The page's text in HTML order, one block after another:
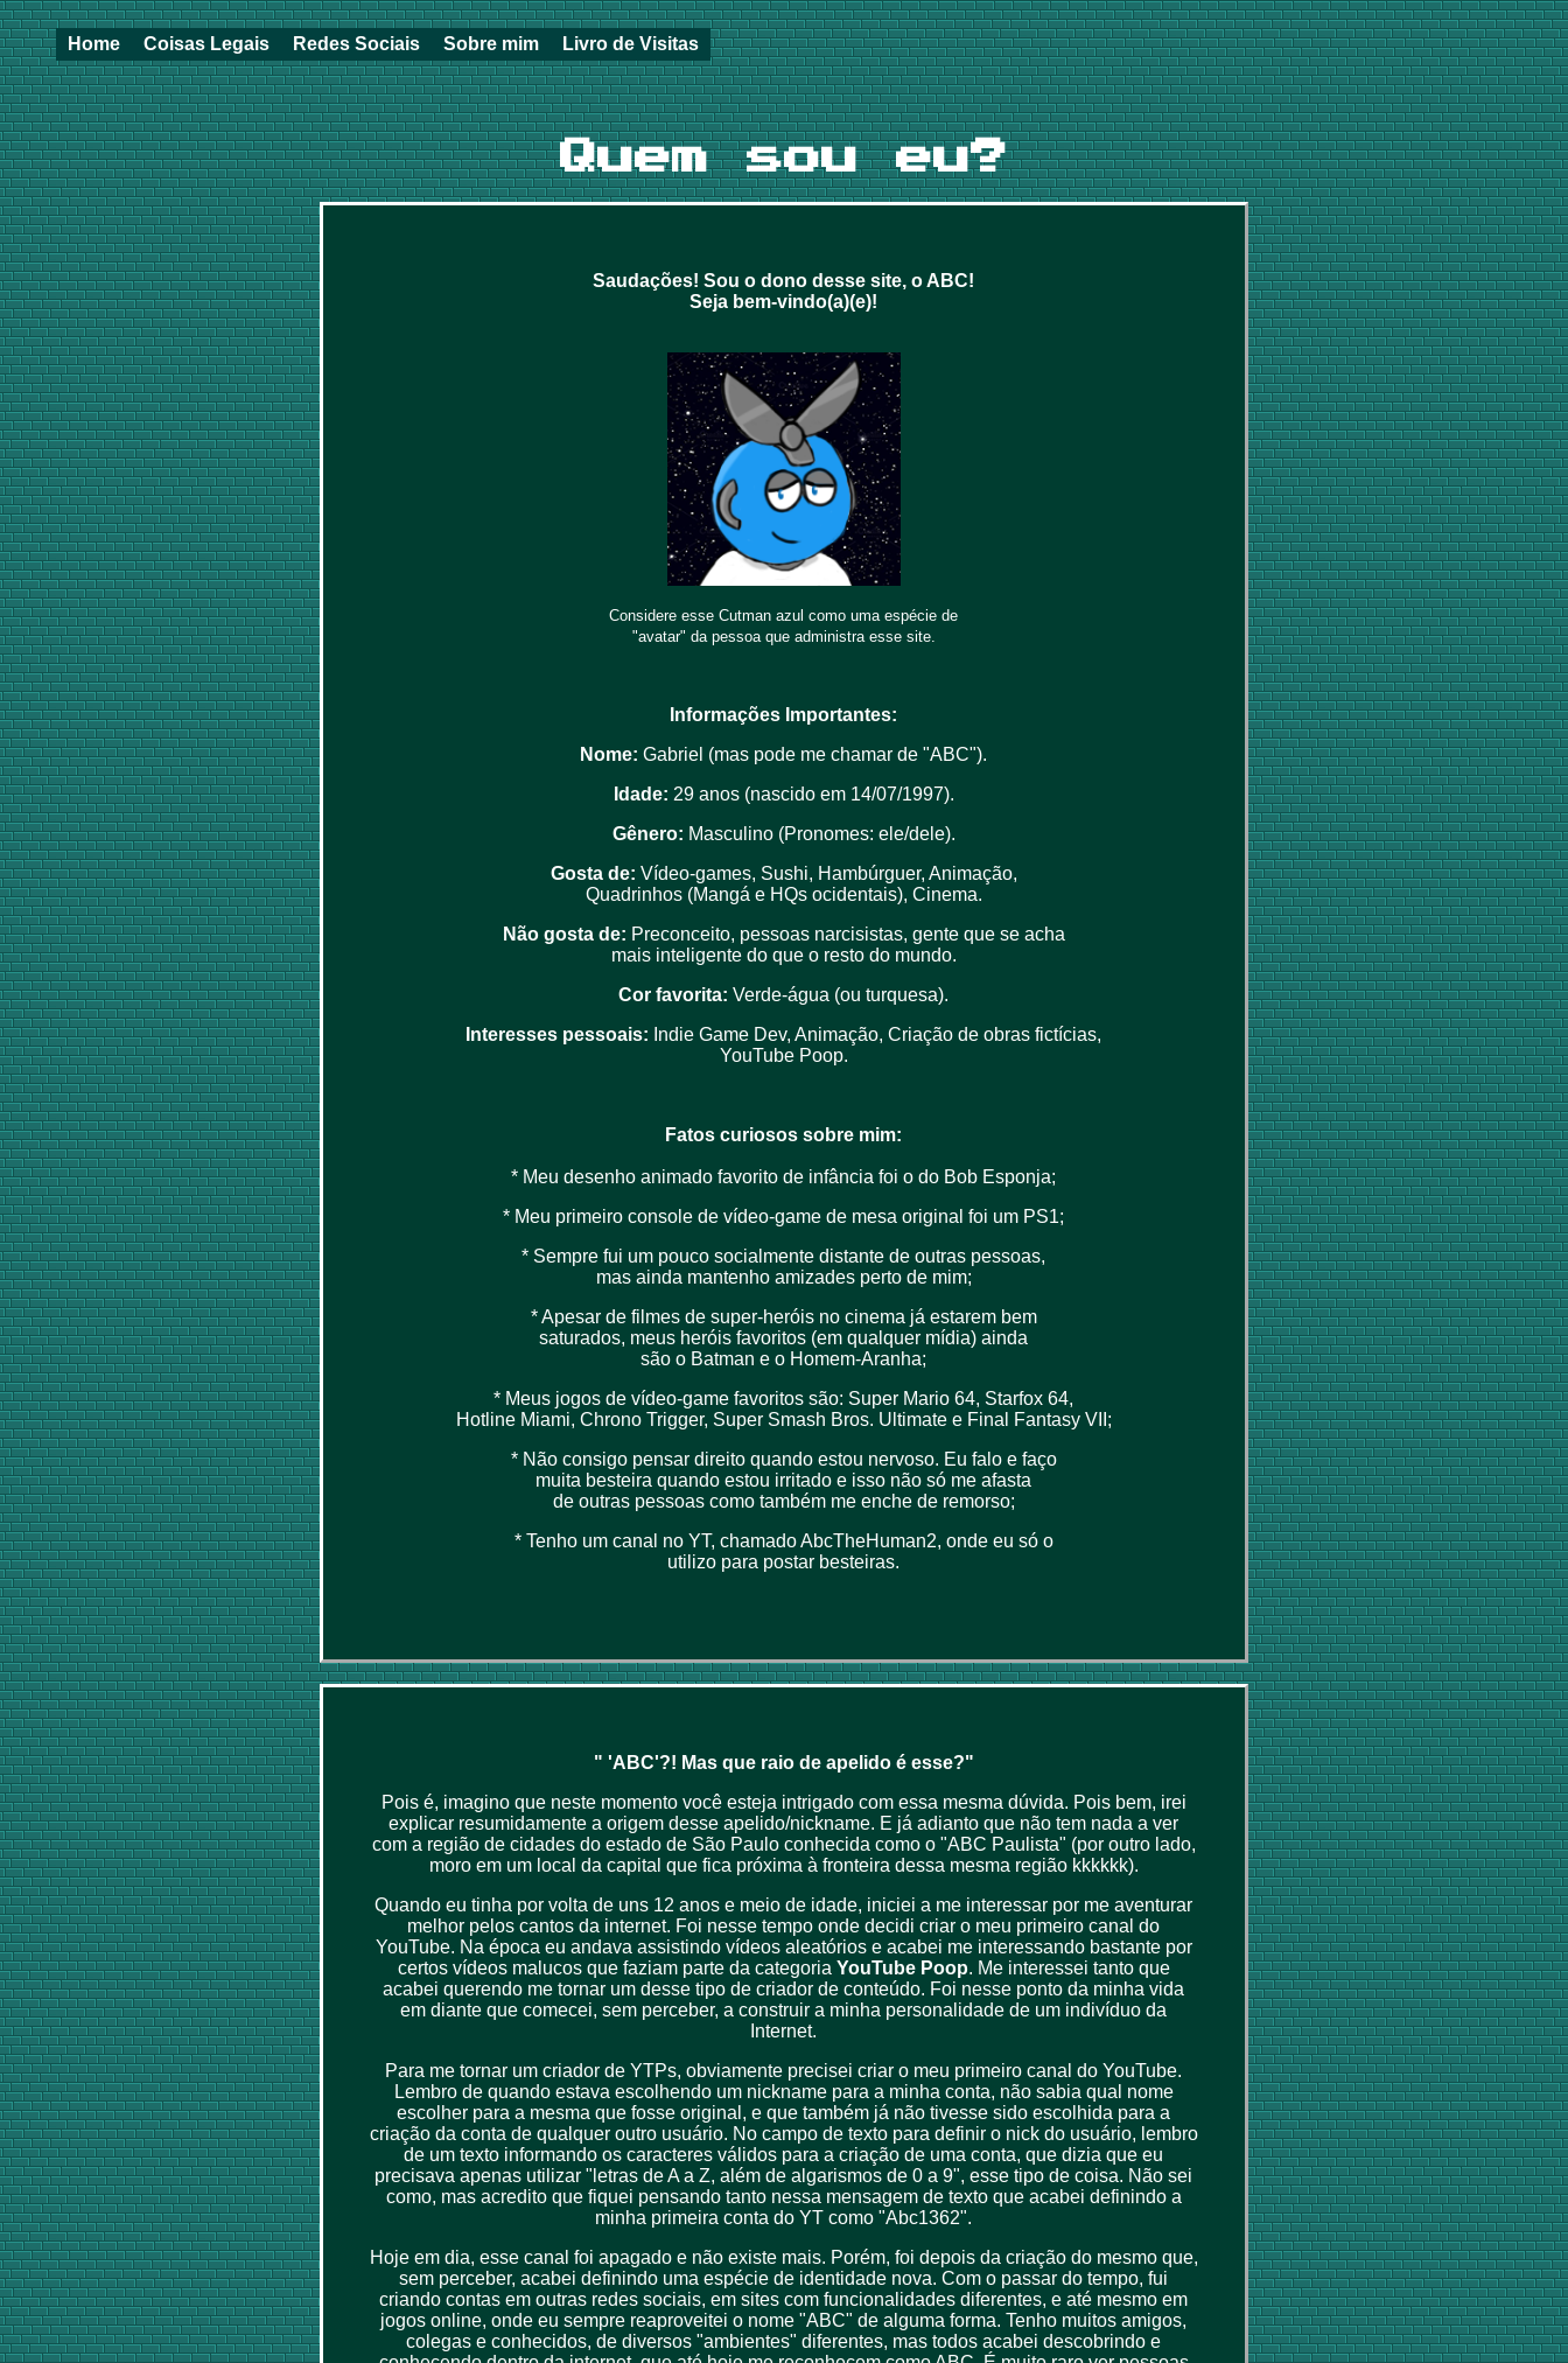
Home Coisas Legais Redes Sociais Sobre mim Livro de Visitas
Quem sou eu?
Saudações! Sou o dono desse site, o ABC!
Seja bem-vindo(a)(e)!
Considere esse Cutman azul como uma espécie de
"avatar" da pessoa que administra esse site.
Informações Importantes:
Nome:Gabriel (mas pode me chamar de "ABC").
Idade: 29 anos (nascido em 14/07/1997).
Gênero: Masculino (Pronomes: ele/dele).
Gosta de: Vídeo-games, Sushi, Hambúrguer, Animação,
Quadrinhos (Mangá e HQs ocidentais), Cinema.
Não gosta de: Preconceito, pessoas narcisistas, gente que se acha
mais inteligente do que o resto do mundo.
Cor favorita:Verde-água (ou turquesa).
Interesses pessoais: Indie Game Dev, Animação, Criação de obras fictícias,
YouTube Poop.
Fatos curiosos sobre mim:
* Meu desenho animado favorito de infância foi o do Bob Esponja;
* Meu primeiro console de vídeo-game de mesa original foi um PS1;
* Sempre fui um pouco socialmente distante de outras pessoas,
mas ainda mantenho amizades perto de mim;
* Apesar de filmes de super-heróis no cinema já estarem bem
saturados, meus heróis favoritos (em qualquer mídia) ainda
são o Batman e o Homem-Aranha;
* Meus jogos de vídeo-game favoritos são: Super Mario 64, Starfox 64,
Hotline Miami, Chrono Trigger, Super Smash Bros. Ultimate e Final Fantasy VII;
* Não consigo pensar direito quando estou nervoso. Eu falo e faço
muita besteira quando estou irritado e isso não só me afasta
de outras pessoas como também me enche de remorso;
* Tenho um canal no YT, chamado AbcTheHuman2, onde eu só o
utilizo para postar besteiras.
" 'ABC'?! Mas que raio de apelido é esse?"
Pois é, imagino que neste momento você esteja intrigado com essa mesma dúvida. Pois bem, irei
explicar resumidamente a origem desse apelido/nickname. E já adianto que não tem nada a ver
com a região de cidades do estado de São Paulo conhecida como o "ABC Paulista" (por outro lado,
moro em um local da capital que fica próxima à fronteira dessa mesma região kkkkkk).
Quando eu tinha por volta de uns 12 anos e meio de idade, iniciei a me interessar por me aventurar
melhor pelos cantos da internet. Foi nesse tempo onde decidi criar o meu primeiro canal do
YouTube. Na época eu andava assistindo vídeos aleatórios e acabei me interessando bastante por
certos vídeos malucos que faziam parte da categoria YouTube Poop. Me interessei tanto que
acabei querendo me tornar um desse tipo de criador de conteúdo. Foi nesse ponto da minha vida
em diante que comecei, sem perceber, a construir a minha personalidade de um indivíduo da
Internet.
Para me tornar um criador de YTPs, obviamente precisei criar o meu primeiro canal do YouTube.
Lembro de quando estava escolhendo um nickname para a minha conta, não sabia qual nome
escolher para a mesma que fosse original, e que também já não tivesse sido escolhida para a
criação da conta de qualquer outro usuário. No campo de texto para definir o nick do usuário, lembro
de um texto informando os caracteres válidos para a criação de uma conta, que dizia que eu
precisava apenas utilizar "letras de A a Z, além de algarismos de 0 a 9", esse tipo de coisa. Não sei
como, mas acredito que fiquei pensando tanto nessa mensagem de texto que acabei definindo a
minha primeira conta do YT como "Abc1362".
Hoje em dia, esse canal foi apagado e não existe mais. Porém, foi depois da criação do mesmo que,
sem perceber, acabei definindo uma espécie de identidade nova. Com o passar do tempo, fui
criando contas em outras redes sociais, em sites com funcionalidades diferentes, e até mesmo em
jogos online, onde eu sempre reaproveitei o nome "ABC" de alguma forma. Tenho muitos amigos,
colegas e conhecidos, de diversos "ambientes" diferentes, mas todos acabei descobrindo e